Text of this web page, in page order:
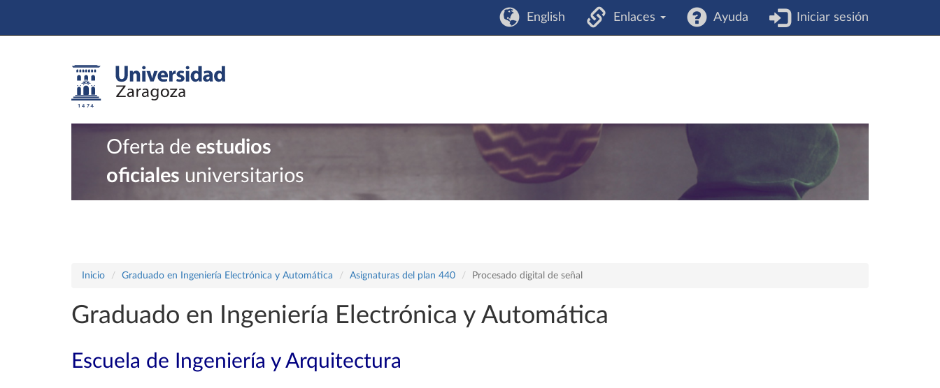
English Enlaces Ayuda Iniciar sesión
Oferta de estudios
oficiales universitarios
Inicio Graduado en Ingeniería Electrónica y Automática Asignaturas del plan 440 Procesado digital de señal
Graduado en Ingeniería Electrónica y Automática
Escuela de Ingeniería y Arquitectura